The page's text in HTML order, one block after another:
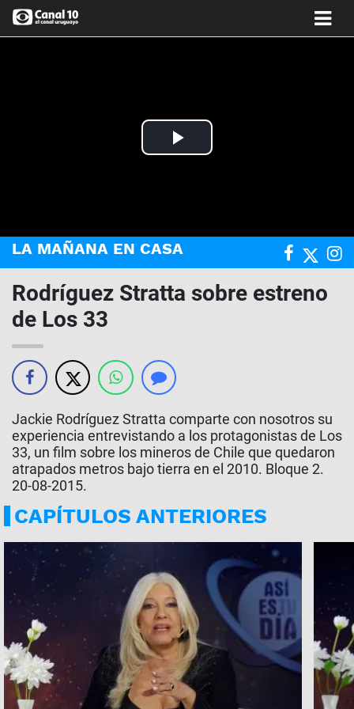
Play
LA MAÑANA EN CASA
Rodríguez Stratta sobre estreno
de Los 33
Jackie Rodríguez Stratta comparte con nosotros su
experiencia entrevistando a los protagonistas de Los
33, un film sobre los mineros de Chile que quedaron
atrapados metros bajo tierra en el 2010. Bloque 2.
20-08-2015.
CAPÍTULOS ANTERIORES